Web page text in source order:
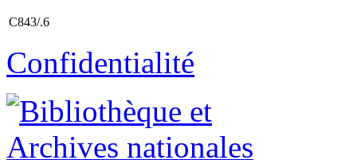
C843/.6
Confidentialité